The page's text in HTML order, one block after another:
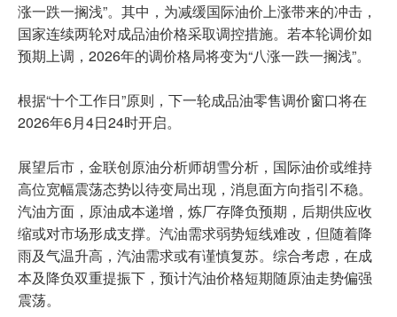
涨一跌一搁浅”。其中，为减缓国际油价上涨带来的冲击，
国家连续两轮对成品油价格采取调控措施。若本轮调价如
预期上调，2026年的调价格局将变为“八涨一跌一搁浅”。
根据“十个工作日”原则，下一轮成品油零售调价窗口将在
2026年6月4日24时开启。
展望后市，金联创原油分析师胡雪分析，国际油价或维持
高位宽幅震荡态势以待变局出现，消息面方向指引不稳。
汽油方面，原油成本递增，炼厂存降负预期，后期供应收
缩或对市场形成支撑。汽油需求弱势短线难改，但随着降
雨及气温升高，汽油需求或有谨慎复苏。综合考虑，在成
本及降负双重提振下，预计汽油价格短期随原油走势偏强
震荡。